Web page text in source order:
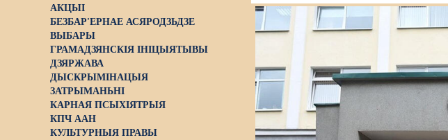
АКЦЫІ
БЕЗБАР'ЕРНАЕ АСЯРОДЗЬДЗЕ
ВЫБАРЫ
ГРАМАДЗЯНСКІЯ ІНІЦЫЯТЫВЫ
ДЗЯРЖАВА
ДЫСКРЫМІНАЦЫЯ
ЗАТРЫМАНЬНІ
КАРНАЯ ПСЫХІЯТРЫЯ
КПЧ ААН
КУЛЬТУРНЫЯ ПРАВЫ